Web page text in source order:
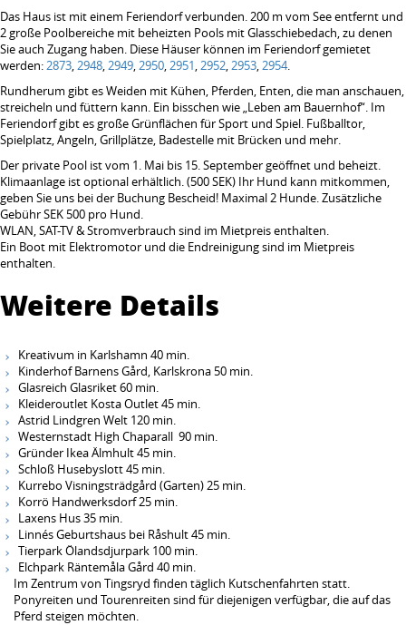
Das Haus ist mit einem Feriendorf verbunden. 200 m vom See entfernt und
2 große Poolbereiche mit beheizten Pools mit Glasschiebedach, zu denen
Sie auch Zugang haben. Diese Häuser können im Feriendorf gemietet
werden:2873,2948,2949,2950, ​​2951,2952,2953,2954.
Rundherum gibt es Weiden mit Kühen, Pferden, Enten, die man anschauen,
streicheln und füttern kann. Ein bisschen wie „Leben am Bauernhof“. Im
Feriendorf gibt es große Grünflächen für Sport und Spiel. Fußballtor,
Spielplatz, Angeln, Grillplätze, Badestelle mit Brücken und mehr.
Der private Pool ist vom 1. Mai bis 15. September geöffnet und beheizt.
Klimaanlage ist optional erhältlich. (500 SEK) Ihr Hund kann mitkommen,
geben Sie uns bei der Buchung Bescheid! Maximal 2 Hunde. Zusätzliche
Gebühr SEK 500 pro Hund.
WLAN, SAT-TV & Stromverbrauch sind im Mietpreis enthalten.
Ein Boot mit Elektromotor und die Endreinigung sind im Mietpreis
enthalten.
Weitere Details
Kreativum in Karlshamn 40 min.
Kinderhof Barnens Gård, Karlskrona 50 min.
Glasreich Glasriket 60 min.
Kleideroutlet Kosta Outlet 45 min.
Astrid Lindgren Welt 120 min.
Westernstadt High Chaparall 90 min.
Gründer Ikea Älmhult 45 min.
Schloß Husebyslott 45 min.
Kurrebo Visningsträdgård (Garten) 25 min.
Korrö Handwerksdorf 25 min.
Laxens Hus 35 min.
Linnés Geburtshaus bei Råshult 45 min.
Tierpark Ölandsdjurpark 100 min.
Elchpark Räntemåla Gård 40 min.
Im Zentrum von Tingsryd finden täglich Kutschenfahrten statt.
Ponyreiten und Tourenreiten sind für diejenigen verfügbar, die auf das
Pferd steigen möchten.